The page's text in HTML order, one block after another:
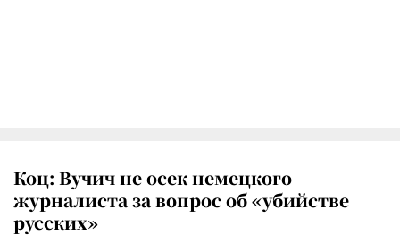
Коц: Вучич не осек немецкого
журналиста за вопрос об «убийстве
русских»